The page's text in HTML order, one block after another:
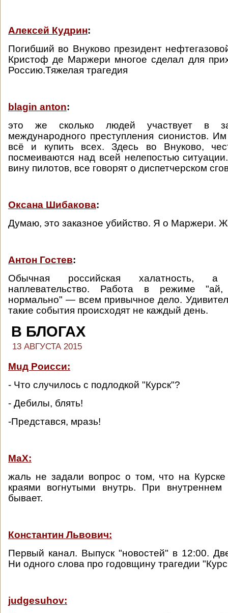
Алексей Кудрин:
Погибший во Внуково президент
Кристоф де Маржери многое сделал для
Россию.Тяжелая трагедия
blagin anton:
это же сколько людей участвует в
международного преступления сионистов.
всё и купить всех. Здесь во Внуково,
посмеиваются над всей нелепостью
вину пилотов, все говорят о диспетчерском
Оксана Шибакова:
Думаю, это заказное убийство. Я о Маржери.
Антон Гостев:
Обычная российская халатность,
наплевательство. Работа в режиме
нормально" — всем привычное дело.
такие события происходят не каждый день.
В БЛОГАХ
13 АВГУСТА 2015
Muд Роисси:
- Что случилось с подлодкой "Курск"?
- Дебилы, блять!
-Представся, мразь!
MaX:
жаль не задали вопрос о том, что на
краями вогнутыми внутрь. При внутреннем
бывает.
Константин Львович:
Первый канал. Выпуск "новостей" в 12:00.
Ни одного слова про годовщину трагедии
judgesuhov: